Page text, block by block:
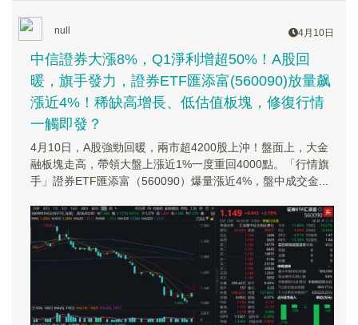
null 4月10日
中信證券大漲8%，Q1淨利增超50%！A股回
暖，旗手發力，證券ETF匯添富(560090)放量飙
漲近4%！稀缺高增長、低估值板塊，修復行情
一觸即發？
4月10日，A股強勁回暖，兩市超4200股上沖！盤面上，大金
融板塊走高，帶領大盤上漲近1%一度重回4000點。「行情旗
手」證券ETF匯添富（560090）爆量漲近4%，盤中成交金...